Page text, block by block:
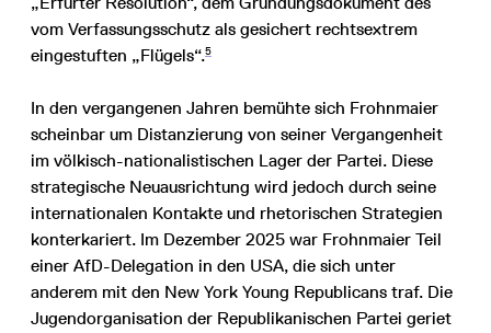
vom Verfassungsschutz als gesichert rechtsextrem
eingestuften „Flügels“.5
In den vergangenen Jahren bemühte sich Frohnmaier
scheinbar um Distanzierung von seiner Vergangenheit
im völkisch-nationalistischen Lager der Partei. Diese
strategische Neuausrichtung wird jedoch durch seine
internationalen Kontakte und rhetorischen Strategien
konterkariert. Im Dezember 2025 war Frohnmaier Teil
einer AfD-Delegation in den USA, die sich unter
anderem mit den New York Young Republicans traf. Die
Jugendorganisation der Republikanischen Partei geriet